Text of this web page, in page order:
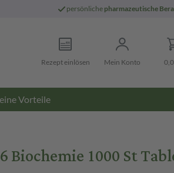
persönliche pharmazeutische
Rezept einlösen Mein Konto
Vorteile
Biochemie 1000 St